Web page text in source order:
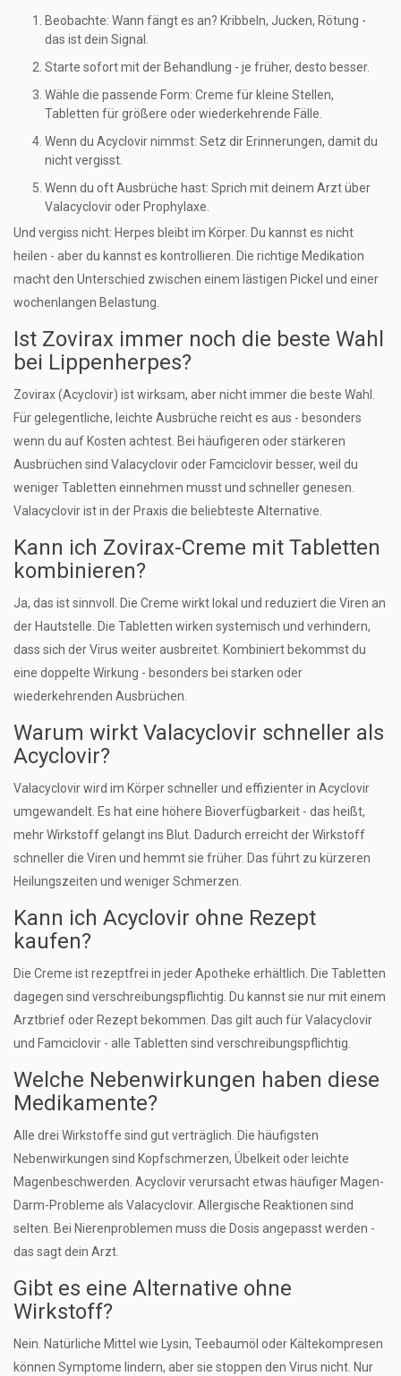
Beobachte: Wann fängt es an? Kribbeln, Jucken, Rötung -
das ist dein Signal.
Starte sofort mit der Behandlung - je früher, desto besser.
Wähle die passende Form: Creme für kleine Stellen,
Tabletten für größere oder wiederkehrende Fälle.
Wenn du Acyclovir nimmst: Setz dir Erinnerungen, damit du
nicht vergisst.
Wenn du oft Ausbrüche hast: Sprich mit deinem Arzt über
Valacyclovir oder Prophylaxe.
Und vergiss nicht: Herpes bleibt im Körper. Du kannst es nicht
heilen - aber du kannst es kontrollieren. Die richtige Medikation
macht den Unterschied zwischen einem lästigen Pickel und einer
wochenlangen Belastung.
Ist Zovirax immer noch die beste Wahl
bei Lippenherpes?
Zovirax (Acyclovir) ist wirksam, aber nicht immer die beste Wahl.
Für gelegentliche, leichte Ausbrüche reicht es aus - besonders
wenn du auf Kosten achtest. Bei häufigeren oder stärkeren
Ausbrüchen sind Valacyclovir oder Famciclovir besser, weil du
weniger Tabletten einnehmen musst und schneller genesen.
Valacyclovir ist in der Praxis die beliebteste Alternative.
Kann ich Zovirax-Creme mit Tabletten
kombinieren?
Ja, das ist sinnvoll. Die Creme wirkt lokal und reduziert die Viren an
der Hautstelle. Die Tabletten wirken systemisch und verhindern,
dass sich der Virus weiter ausbreitet. Kombiniert bekommst du
eine doppelte Wirkung - besonders bei starken oder
wiederkehrenden Ausbrüchen.
Warum wirkt Valacyclovir schneller als
Acyclovir?
Valacyclovir wird im Körper schneller und effizienter in Acyclovir
umgewandelt. Es hat eine höhere Bioverfügbarkeit - das heißt,
mehr Wirkstoff gelangt ins Blut. Dadurch erreicht der Wirkstoff
schneller die Viren und hemmt sie früher. Das führt zu kürzeren
Heilungszeiten und weniger Schmerzen.
Kann ich Acyclovir ohne Rezept
kaufen?
Die Creme ist rezeptfrei in jeder Apotheke erhältlich. Die Tabletten
dagegen sind verschreibungspflichtig. Du kannst sie nur mit einem
Arztbrief oder Rezept bekommen. Das gilt auch für Valacyclovir
und Famciclovir - alle Tabletten sind verschreibungspflichtig.
Welche Nebenwirkungen haben diese
Medikamente?
Alle drei Wirkstoffe sind gut verträglich. Die häufigsten
Nebenwirkungen sind Kopfschmerzen, Übelkeit oder leichte
Magenbeschwerden. Acyclovir verursacht etwas häufiger Magen-
Darm-Probleme als Valacyclovir. Allergische Reaktionen sind
selten. Bei Nierenproblemen muss die Dosis angepasst werden -
das sagt dein Arzt.
Gibt es eine Alternative ohne
Wirkstoff?
Nein. Natürliche Mittel wie Lysin, Teebaumöl oder Kältekompresen
können Symptome lindern, aber sie stoppen den Virus nicht. Nur